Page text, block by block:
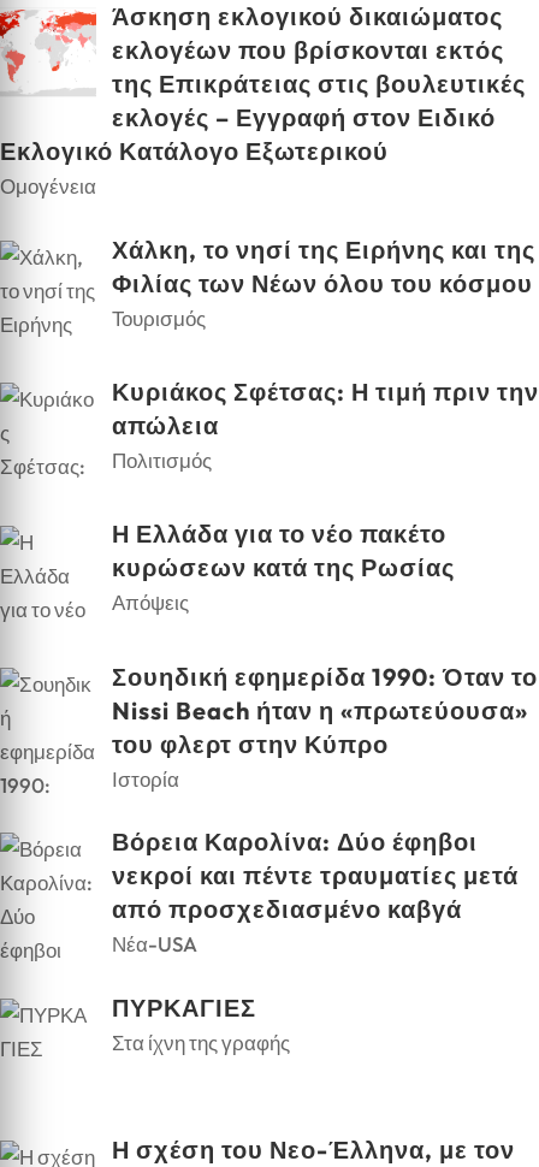
Άσκηση εκλογικού δικαιώματος
εκλογέων που βρίσκονται εκτός
της Επικράτειας στις βουλευτικές
εκλογές – Εγγραφή στον Ειδικό
Εκλογικό Κατάλογο Εξωτερικού
Ομογένεια
Χάλκη, το νησί της Ειρήνης και της
Φιλίας των Νέων όλου του κόσμου
Τουρισμός
Κυριάκος Σφέτσας: Η τιμή πριν την
απώλεια
Πολιτισμός
Η Ελλάδα για το νέο πακέτο
κυρώσεων κατά της Ρωσίας
Απόψεις
Σουηδική εφημερίδα 1990: Όταν το
Nissi Beach ήταν η «πρωτεύουσα»
του φλερτ στην Κύπρο
Ιστορία
Βόρεια Καρολίνα: Δύο έφηβοι
νεκροί και πέντε τραυματίες μετά
από προσχεδιασμένο καβγά
Νέα-USA
ΠΥΡΚΑΓΙΕΣ
Στα ίχνη της γραφής
Η σχέση του Νεο-Έλληνα, με τον